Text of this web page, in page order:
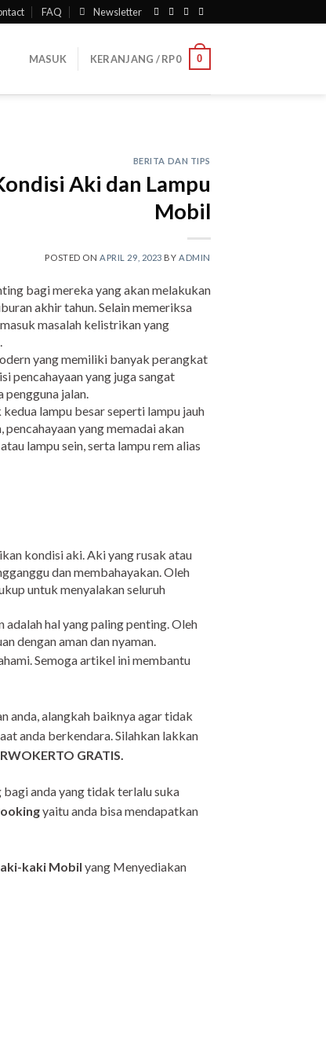
FAQ Newsletter
MASUK KERANJANG /RP0 0
BERITA DAN TIPS
Aki dan Lampu
Mobil
POSTED ON APRIL 29, 2023 BY ADMIN
bagi mereka yang akan melakukan
akhir tahun. Selain memeriksa
masalah kelistrikan yang
yang memiliki banyak perangkat
pencahayaan yang juga sangat
jalan.
lampu besar seperti lampu jauh
yang memadai akan
lampu sein, serta lampu rem alias
kondisi aki. Aki yang rusak atau
dan membahayakan. Oleh
untuk menyalakan seluruh
hal yang paling penting. Oleh
dengan aman dan nyaman.
Semoga artikel ini membantu
anda, alangkah baiknya agar tidak
anda berkendara. Silahkan lakkan
GRATIS.
anda yang tidak terlalu suka
yaitu anda bisa mendapatkan
kaki Mobil yang Menyediakan